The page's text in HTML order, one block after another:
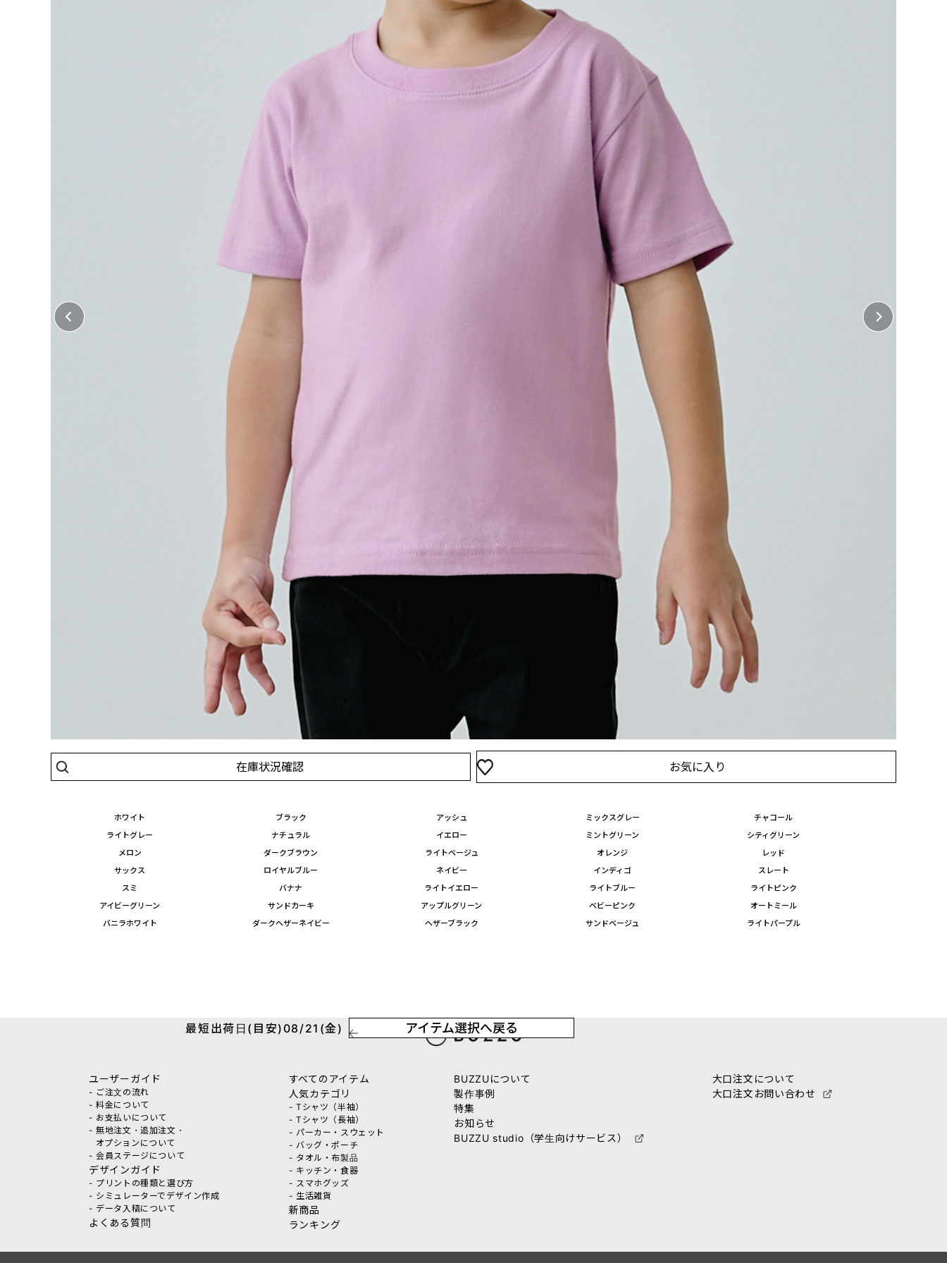
在庫状況確認 お気に入り
ホワイト ブラック アッシュ ミックスグレー
チャコール
ライトグレー
ナチュラル イエロー ミントグリーン
シティグリーン
メロン
ダークブラウン ライトベージュ オレンジ
レッド
サックス
ロイヤルブルー ネイビー インディゴ
スレート
スミ
バナナ ライトイエロー ライトブルー
ライトピンク
アイビーグリーン
サンドカーキ アップルグリーン ベビーピンク
オートミール
バニラホワイト
ダークヘザーネイビー ヘザーブラック サンドベージュ ライトパープル
プリントありで購入する
程よい厚みと適度にゆったりした着心地、豊富なカラーバリエーションが人気の
5.6oz Tシャツのキッズサイズバージョンです。
※こちらは無地商品です。プリント加工は含まれておりません。
横7cm×縦7cm
買い物かごに入れる
買い物かごに入れる
買い物かごに入れる
1,640 買い物かごに入れる
140 1,640 買い物かごに入れる
買い物かごに入れる
買い物かごに入れる
最短出荷日(目安)08/21(金) アイテム選択へ戻る
ユーザーガイド
- ご注文の流れ
- 料金について
- お支払いについて
- 無地注文・追加注文・
オプションについて
- 会員ステージについて
デザインガイド
- プリントの種類と選び方
- シミュレーターでデザイン作成
- データ入稿について
よくある質問
すべてのアイテム
人気カテゴリ
- Tシャツ（半袖）
- Tシャツ（長袖）
- パーカー・スウェット
- バッグ・ポーチ
- タオル・布製品
- キッチン・食器
- スマホグッズ
- 生活雑貨
新商品
ランキング
BUZZUについて
製作事例
特集
お知らせ
BUZZU studio（学生向けサービス）
大口注文について
大口注文お問い合わせ